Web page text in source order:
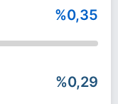
%0,35
%0,29